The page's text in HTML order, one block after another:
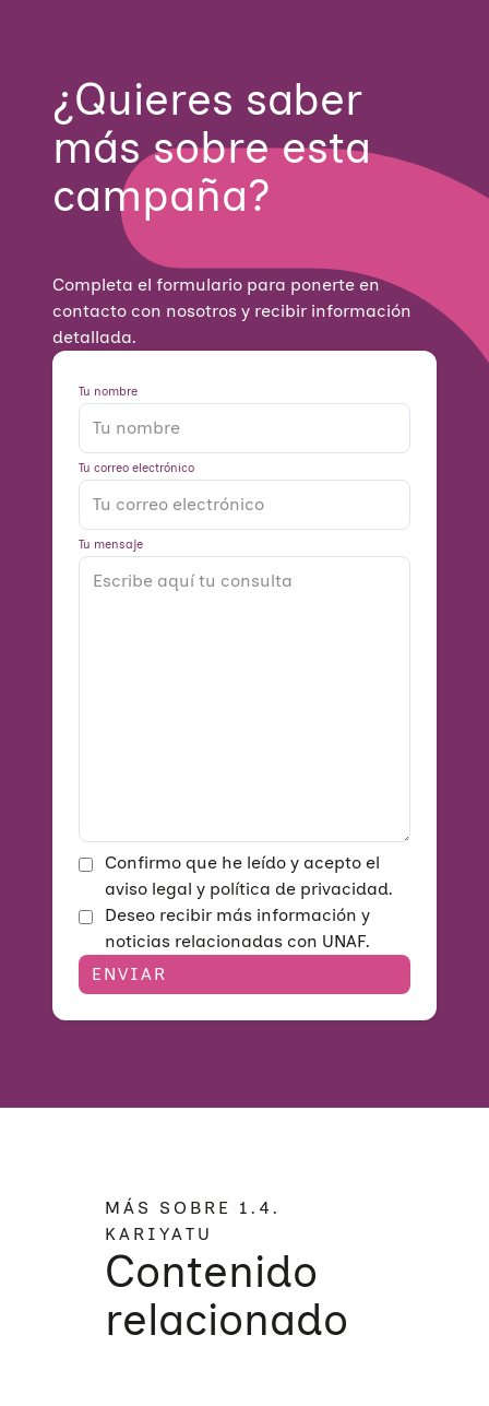
Quiénes somos
¿Quieres saber
más sobre esta
campaña?
Completa el formulario para ponerte en
contacto con nosotros y recibir información
detallada.
Tu nombre
Tu correo electrónico
Tu mensaje
Confirmo que he leído y acepto el
aviso legal y política de privacidad.
Deseo recibir más información y
noticias relacionadas con UNAF.
MÁS SOBRE 1.4.
KARIYATU
Contenido
relacionado